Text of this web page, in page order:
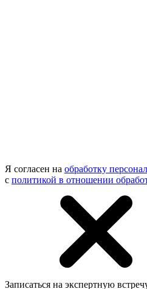
Я согласен на обработку
с политикой в отношении
Записаться на экспертную